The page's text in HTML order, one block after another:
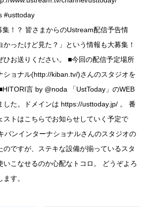
#usttoday
集！？ 皆さまからのUstream配信予告情
かったけど見た？」という情報も大募集！
ひお送りください。 ■今回の配信予定場所
ショナル(http://kiban.tv/)さんのスタジオを
言 by @noda 「UstToday」のWEB
した。ドメインは https://usttoday.jp/ 。 番
ストはこちらでお知らせしていく予定で
バンインターナショナルさんのスタジオの
のですが、ステキな設備が揃っているスタ
いこなせるのか心配なトコロ。 どうぞよろ
す。